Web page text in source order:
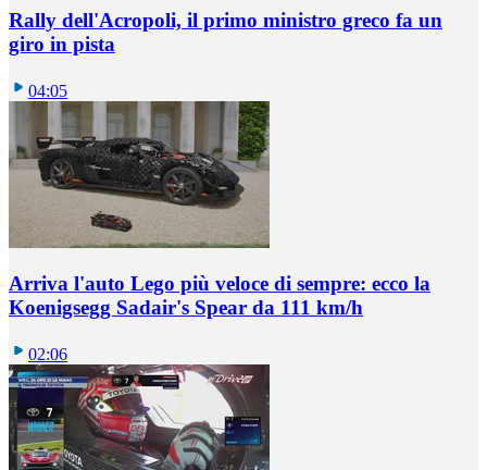
Rally dell'Acropoli, il primo ministro greco fa un
giro in pista
04:05
Arriva l'auto Lego più veloce di sempre: ecco la
Koenigsegg Sadair's Spear da 111 km/h
02:06